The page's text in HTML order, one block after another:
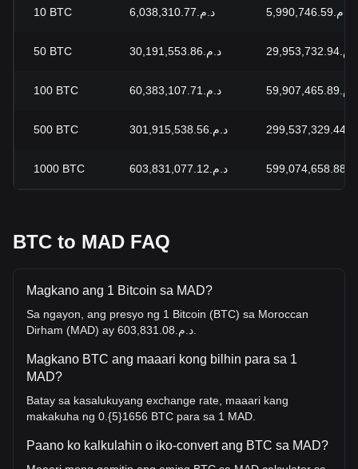
10 BTC د.م.6,038,310.77 د.م.5,990,746.59
50 BTC د.م.30,191,553.86 د.م.29,953,732.94
100 BTC د.م.60,383,107.71 د.م.59,907,465.89
500 BTC د.م.301,915,538.56
1000 BTC د.م.603,831,077.12
BTC to MAD FAQ
Magkano ang 1 Bitcoin sa MAD?
Sa ngayon, ang presyo ng 1 Bitcoin (BTC) sa Moroccan
Magkano BTC ang maaari kong bilhin para sa 1
MAD?
Batay sa kasalukuyang exchange rate, maaari kang
makakuha ng 0.{5}1656 BTC para sa 1 MAD.
Paano ko kalkulahin o iko-convert ang BTC sa MAD?